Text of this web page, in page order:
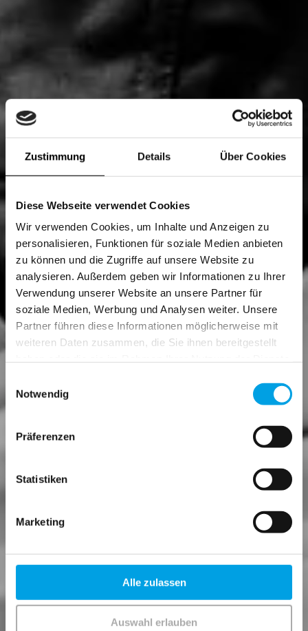
Zustimmung Details Über Cookies
Diese Webseite verwendet Cookies
Wir verwenden Cookies, um Inhalte und Anzeigen zu
personalisieren, Funktionen für soziale Medien anbieten
zu können und die Zugriffe auf unsere Website zu
analysieren. Außerdem geben wir Informationen zu Ihrer
Verwendung unserer Website an unsere Partner für
soziale Medien, Werbung und Analysen weiter. Unsere
Partner führen diese Informationen möglicherweise mit
weiteren Daten zusammen, die Sie ihnen bereitgestellt
Notwendig
Präferenzen
Statistiken
Marketing
Alle zulassen
Auswahl erlauben